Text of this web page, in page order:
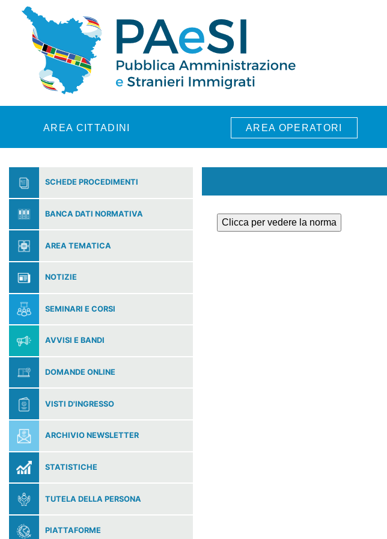
Skip to main content
AREA CITTADINI AREA OPERATORI
SCHEDE PROCEDIMENTI
BANCA DATI NORMATIVA
AREA TEMATICA
NOTIZIE
SEMINARI E CORSI
AVVISI E BANDI
DOMANDE ONLINE
VISTI D'INGRESSO
ARCHIVIO NEWSLETTER
STATISTICHE
TUTELA DELLA PERSONA
PIATTAFORME
Clicca per vedere la norma